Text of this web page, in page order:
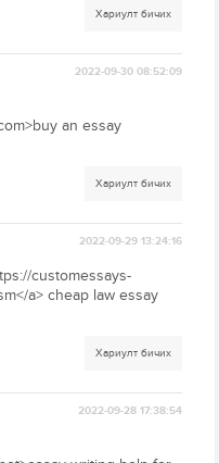
Хариулт бичих
2022-09-30 08:52:09
an essay
Хариулт бичих
2022-09-29 13:24:16
customessays-
a> cheap law essay
Хариулт бичих
2022-09-28 17:38:54